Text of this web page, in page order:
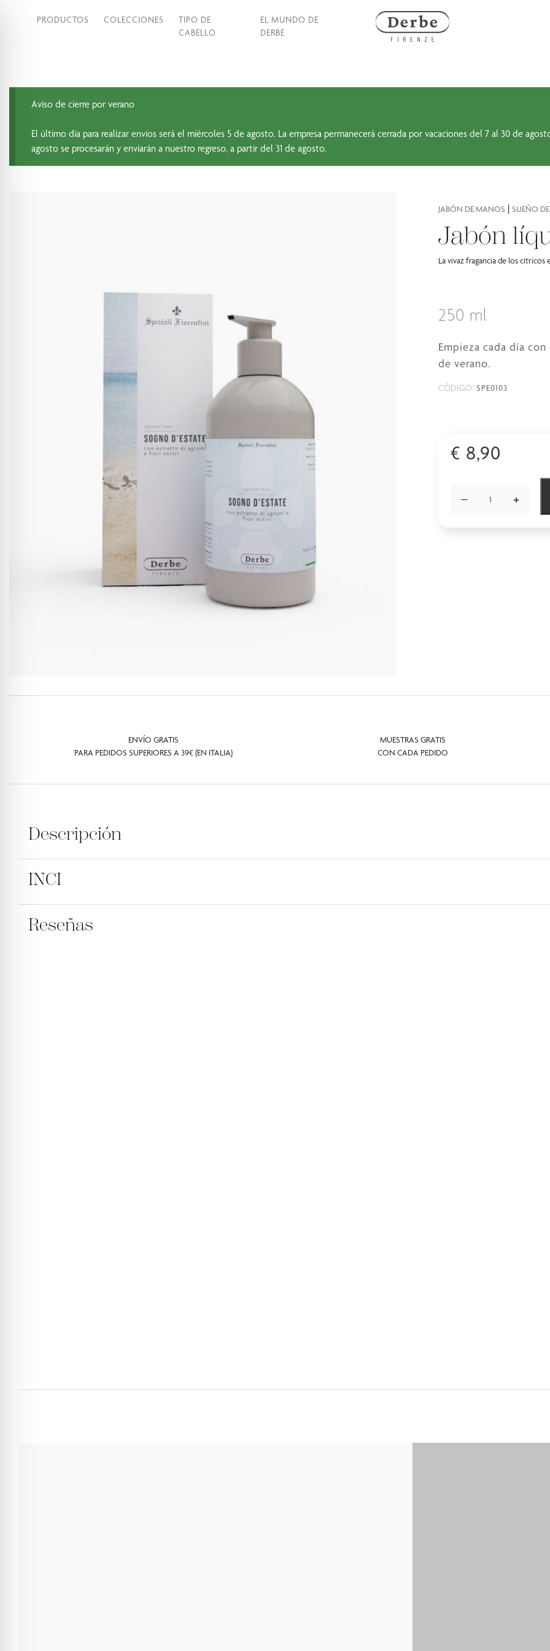
PRODUCTOS COLECCIONES
TIPO DE
CABELLO
EL MUNDO DE
DERBE
Aviso de cierre por verano
El último día para realizar envíos será el miércoles 5 de agosto. La empresa permanecerá cerrada por vacaciones del 7 al 30 de
agosto se procesarán y enviarán a nuestro regreso, a partir del 31 de agosto.
JABÓN DE MANOS |SUEÑO
Jabón
La vivaz fragancia de los cítricos
250 ml
Empieza cada día
de verano.
CÓDIGO:SPE0103
€ 8,90
− +
ENVÍO GRATIS
PARA PEDIDOS SUPERIORES A 39€ (EN ITALIA)
MUESTRAS GRATIS
CON CADA PEDIDO
Descripción
Empieza cada día con la frescura de los cítricos y la dulzura de las flores de verano. Nuestro jabón
INCI
AQUA [AGUA], COCO-BETAÍNA, LAURIL SULFOSUCCINATO DISÓDICO, PARFUM [FRAGANCIA], ALCOHOL
Reseñas